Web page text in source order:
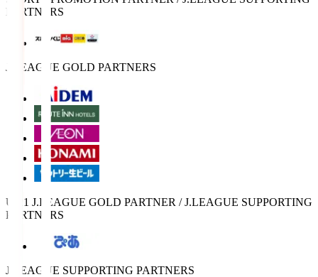
PARTNERS
J.LEAGUE GOLD PARTNERS
U-21 J.LEAGUE GOLD PARTNER / J.LEAGUE SUPPORTING
PARTNERS
J.LEAGUE SUPPORTING PARTNERS